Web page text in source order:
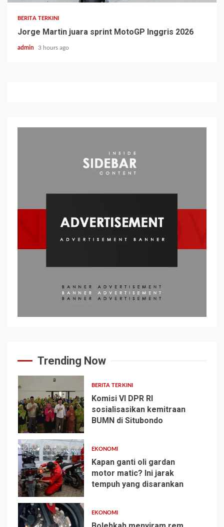
BERITA TERKINI
Jorge Martin juara sprint MotoGP Inggris 2026
admin 3 hours ago
Trending Now
1
BERITA TERKINI
Komisi VI DPR RI
sosialisasikan kemitraan
BUMN di Situbondo
2
EKONOMI
Kapan ganti oli gardan
motor matic? Ini jarak
tempuh yang disarankan
EKONOMI